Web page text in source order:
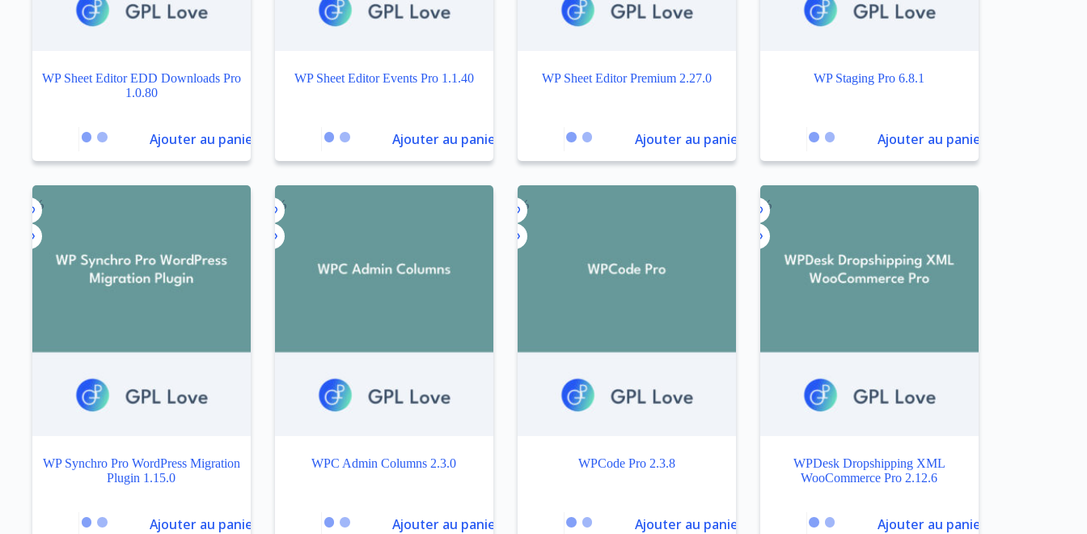
WP Sheet Editor EDD Downloads Pro
1.0.80
Ajouter au panier
WP Sheet Editor Events Pro 1.1.40
Ajouter au panier
WP Sheet Editor Premium 2.27.0
Ajouter au panier
WP Staging Pro 6.8.1
Ajouter au panier
-99%
WP Synchro Pro WordPress Migration
Plugin 1.15.0
Ajouter au panier
-99%
WPC Admin Columns 2.3.0
Ajouter au panier
-92%
WPCode Pro 2.3.8
Ajouter au panier
-95%
WPDesk Dropshipping XML
WooCommerce Pro 2.12.6
Ajouter au panier